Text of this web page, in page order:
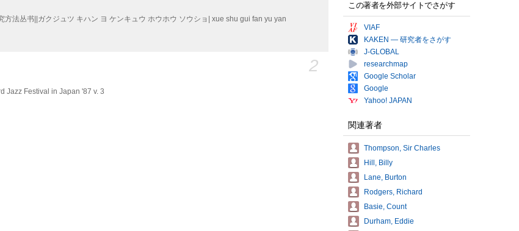
方法丛书||ガクジュツ キハン ヨ ケンキュウ ホウホウ ソウショ| xue shu gui fan yu yan
2
Jazz Festival in Japan '87 v. 3
この著者を外部サイトでさがす
VIAF
KAKEN — 研究者をさがす
J-GLOBAL
researchmap
Google Scholar
Google
Yahoo! JAPAN
関連著者
Thompson, Sir Charles
Hill, Billy
Lane, Burton
Rodgers, Richard
Basie, Count
Durham, Eddie